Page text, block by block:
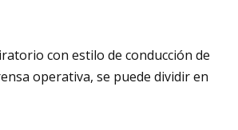
con estilo de conducción de
operativa, se puede dividir en